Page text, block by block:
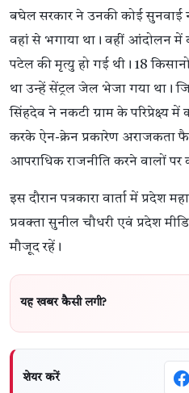
बघेल सरकार ने उनकी कोई सुनवाई
वहां से भगाया था। वहीं आंदोलन में
पटेल की मृत्यु हो गई थी। 18
था उन्हें सेंट्रल जेल भेजा गया था।
सिंहदेव ने नकटी ग्राम के परिप्रेक्ष्य में
करके ऐन-क्रेन प्रकारेण अराजकता
आपराधिक राजनीति करने वालों पर
इस दौरान पत्रकारा वार्ता में प्रदेश
प्रवक्ता सुनील चौधरी एवं प्रदेश
मौजूद रहें।
यह खबर कैसी लगी?
शेयर करें